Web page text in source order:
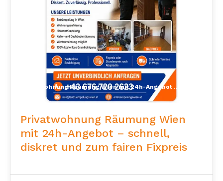
Privatwohnung Räumung Wien mit 24h-Angebot – schnell, transparent und zuverlässig
Privatwohnung Räumung Wien
mit 24h-Angebot – schnell,
diskret und zum fairen Fixpreis